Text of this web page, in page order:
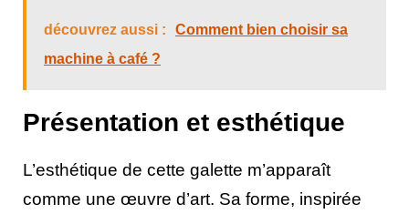
découvrez aussi :
Comment bien choisir sa
machine à café ?
Présentation et esthétique
L’esthétique de cette galette m’apparaît
comme une œuvre d’art. Sa forme, inspirée